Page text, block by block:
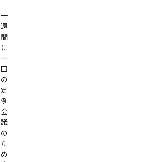
一
週
間
に
一
回
の
定
例
会
議
の
た
め